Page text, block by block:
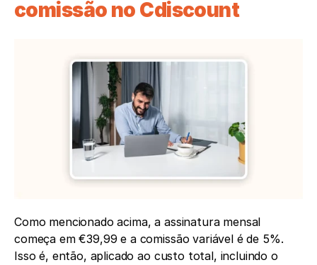
comissão no Cdiscount
Como mencionado acima, a assinatura mensal
começa em €39,99 e a comissão variável é de 5%.
Isso é, então, aplicado ao custo total, incluindo o